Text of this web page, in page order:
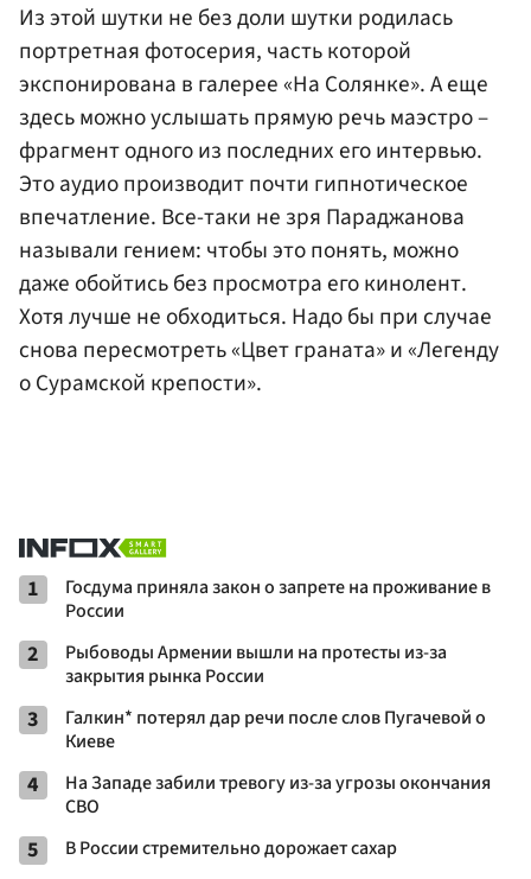
Из этой шутки не без доли шутки родилась
портретная фотосерия, часть которой
экспонирована в галерее «На Солянке». А еще
здесь можно услышать прямую речь маэстро –
фрагмент одного из последних его интервью.
Это аудио производит почти гипнотическое
впечатление. Все-таки не зря Параджанова
называли гением: чтобы это понять, можно
даже обойтись без просмотра его кинолент.
Хотя лучше не обходиться. Надо бы при случае
снова пересмотреть «Цвет граната» и «Легенду
о Сурамской крепости».
1
Госдума приняла закон о запрете на проживание в
России
2
Рыбоводы Армении вышли на протесты из-за
закрытия рынка России
3
Галкин* потерял дар речи после слов Пугачевой о
Киеве
4
На Западе забили тревогу из-за угрозы окончания
СВО
5 В России стремительно дорожает сахар